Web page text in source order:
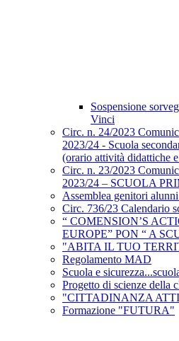
Sospensione
Vinci
Circ. n. 24/2023
2023/24 - Scuola
(orario attività didattiche
Circ. n. 23/2023
2023/24 – SCUOLA
Assemblea genitori
Circ. 736/23 Calendario
“ COMENSION’S
EUROPE” PON “ A
"ABITA IL TUO
Regolamento MAD
Scuola e
Progetto di scienze della
"CITTADINANZA
Formazione "FUTURA"